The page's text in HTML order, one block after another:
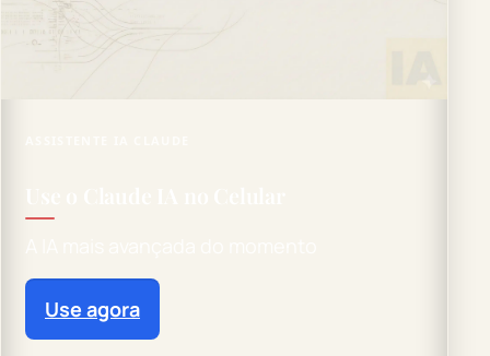
Use agora